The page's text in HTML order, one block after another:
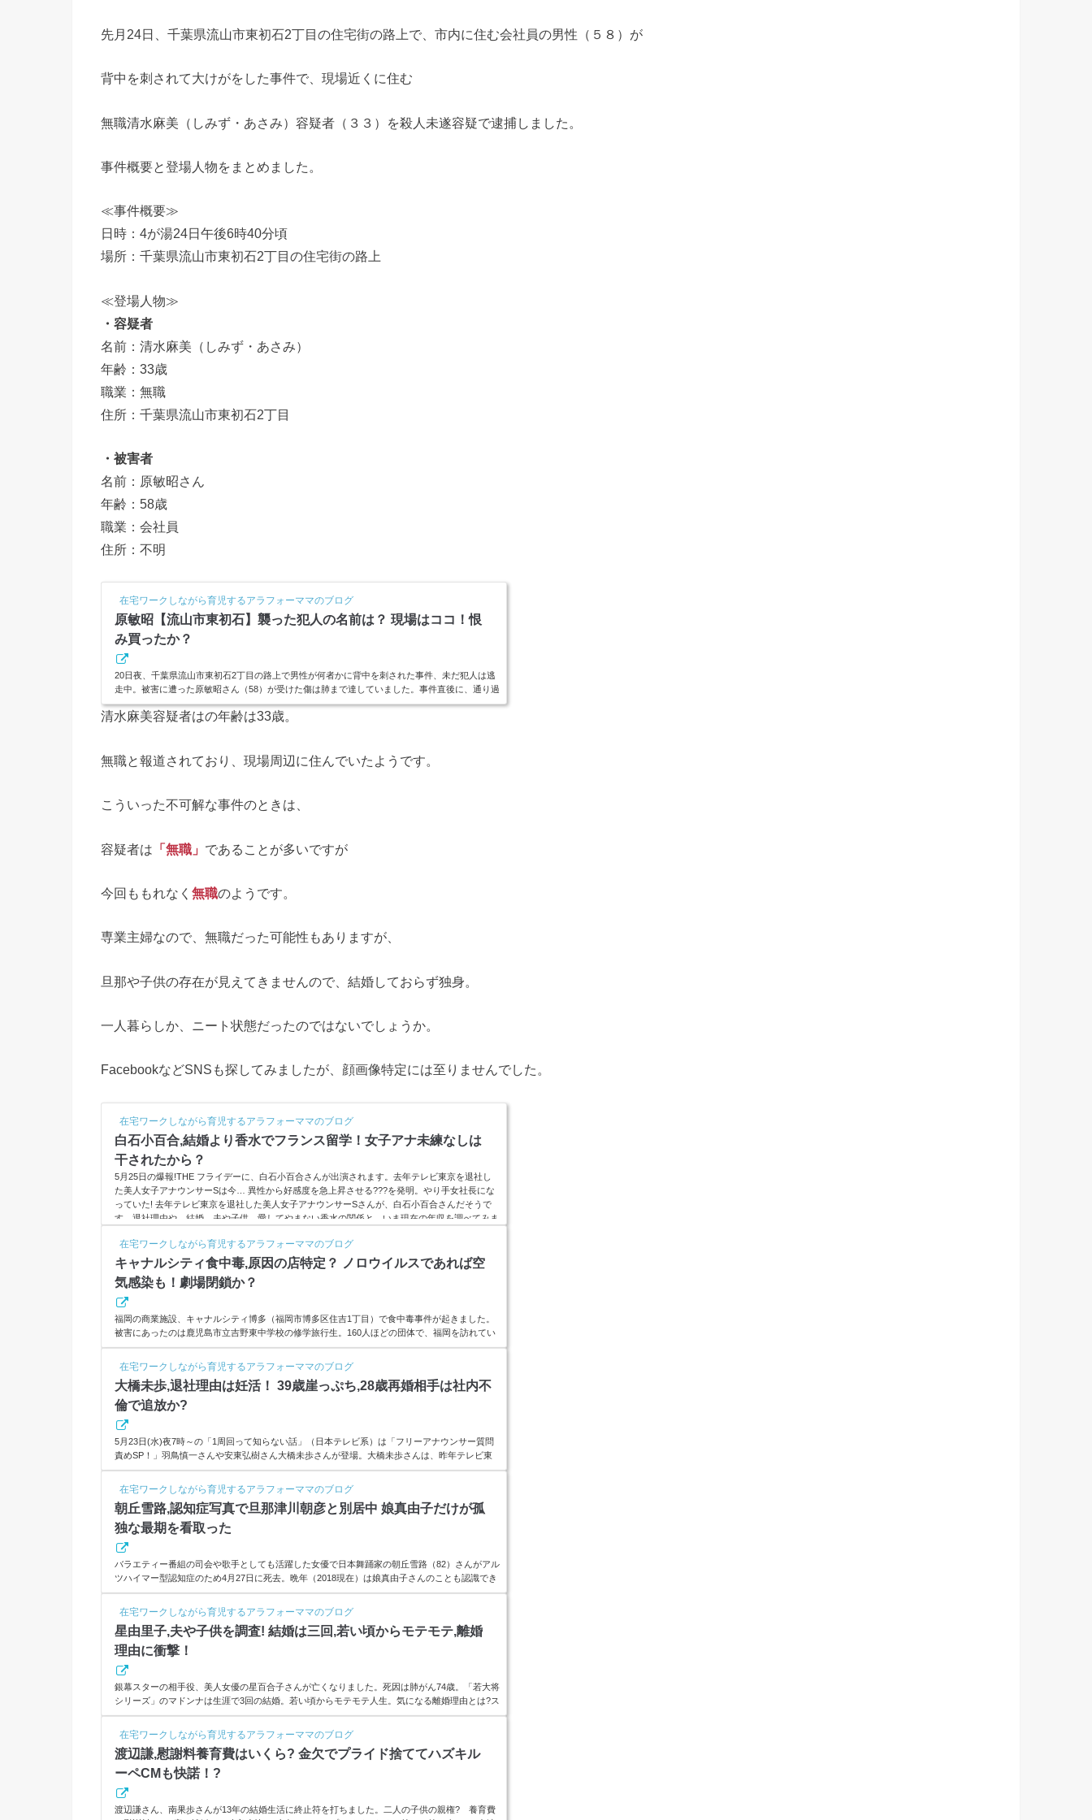
先月24日、千葉県流山市東初石2丁目の住宅街の路上で、市内に住む会社員の男性（５８）が
背中を刺されて大けがをした事件で、現場近くに住む
無職清水麻美（しみず・あさみ）容疑者（３３）を殺人未遂容疑で逮捕しました。
事件概要と登場人物をまとめました。
≪事件概要≫
日時：4が湯24日午後6時40分頃
場所：千葉県流山市東初石2丁目の住宅街の路上
≪登場人物≫
・容疑者
名前：清水麻美（しみず・あさみ）
年齢：33歳
職業：無職
住所：千葉県流山市東初石2丁目
・被害者
名前：原敏昭さん
年齢：58歳
職業：会社員
住所：不明
在宅ワークしながら育児するアラフォーママのブログ
原敏昭【流山市東初石】襲った犯人の名前は？ 現場はココ！恨
み買ったか？
20日夜、千葉県流山市東初石2丁目の路上で男性が何者かに背中を刺された事件、未だ犯人は逃
走中。被害に遭った原敏昭さん（58）が受けた傷は肺まで達していました。事件直後に、通り過
ぎた自転車に乗っていた人物が犯人と見られ特定を急いでいます。顔画像解析なるのか？ 犯人
名は？ 原さんは恨みを買っていたのか？調査しました。スポンサーリンク(adsbygoogle = wind
清水麻美容疑者はの年齢は33歳。
無職と報道されており、現場周辺に住んでいたようです。
こういった不可解な事件のときは、
容疑者は 「無職」 であることが多いですが
今回ももれなく 無職のようです。
専業主婦なので、無職だった可能性もありますが、
旦那や子供の存在が見えてきませんので、結婚しておらず独身。
一人暮らしか、ニート状態だったのではないでしょうか。
FacebookなどSNSも探してみましたが、顔画像特定には至りませんでした。
在宅ワークしながら育児するアラフォーママのブログ
白石小百合,結婚より香水でフランス留学！女子アナ未練なしは
干されたから？
5月25日の爆報!THE フライデーに、白石小百合さんが出演されます。去年テレビ東京を退社し
た美人女子アナウンサーSは今… 異性から好感度を急上昇させる???を発明。やり手女社長にな
っていた! 去年テレビ東京を退社した美人女子アナウンサーSさんが、白石小百合さんだそうで
す。退社理由や、結婚、夫や子供、愛してやまない香水の関係と、いま現在の年収を調べてみま
水でフランス留学！今夜の爆報!THE フライデーは【あの人は今…大転身SP...
在宅ワークしながら育児するアラフォーママのブログ
キャナルシティ食中毒,原因の店特定？ ノロウイルスであれば空
気感染も！劇場閉鎖か？
福岡の商業施設、キャナルシティ博多（福岡市博多区住吉1丁目）で食中毒事件が起きました。
被害にあったのは鹿児島市立吉野東中学校の修学旅行生。160人ほどの団体で、福岡を訪れてい
たようです。楽しみにしていた修学旅行が一転、パニック同然の惨事になりました。集団食中毒
の原因、店舗を調査。ノロウイルスだと、2次被害も懸念されます。スポンサーリンク(adsbygo
ogle = window.adsbygoogle || ).push({});キャナルシティ食中毒,原因の店特定？キャナルシティに
消防車がどんどん集まってくる。多数の負傷者が出たとの情報しかなく...
在宅ワークしながら育児するアラフォーママのブログ
大橋未歩,退社理由は妊活！ 39歳崖っぷち,28歳再婚相手は社内不
倫で追放か?
5月23日(水)夜7時～の「1周回って知らない話」（日本テレビ系）は「フリーアナウンサー質問
責めSP！」羽鳥慎一さんや安東弘樹さん大橋未歩さんが登場。大橋未歩さんは、昨年テレビ東
京を退社された39歳。脳梗塞を患いながら、治療に専念し、見事職場復帰も、離婚歴があり、再
婚した美魔女です。再婚相手は28歳で職場恋愛で不倫だった? 退社理由は崖っぷち妊活?スポ
ンサーリンク(adsbygoogle = window.adsbygoogle || ).push({});大橋未歩,退社理由は妊活！引用：
YouTube5月23日(水)夜7時～の「1周回って知らない話」（日本テレビ系）...
在宅ワークしながら育児するアラフォーママのブログ
朝丘雪路,認知症写真で旦那津川朝彦と別居中 娘真由子だけが孤
独な最期を看取った
バラエティー番組の司会や歌手としても活躍した女優で日本舞踊家の朝丘雪路（82）さんがアル
ツハイマー型認知症のため4月27日に死去。晩年（2018現在）は娘真由子さんのことも認識でき
ないほどで、年下の旦那津川雅彦（78）は介護には参加せず、別居中だったとか。女優朝丘雪路
さんの経歴や葬儀告別式は?お別れの会の予定は?スポンサーリンク(adsbygoogle = window.adsb
ygoogle || ).push({});朝丘雪路,認知症写真で旦那津川朝彦と別居中≪朝丘雪路（あさおか・ゆき
じ）プロフィール≫本名 加藤 雪会（かとう ゆきえ） （旧姓：...
在宅ワークしながら育児するアラフォーママのブログ
星由里子,夫や子供を調査! 結婚は三回,若い頃からモテモテ,離婚
理由に衝撃！
銀幕スターの相手役、美人女優の星百合子さんが亡くなりました。死因は肺がん74歳。「若大将
シリーズ」のマドンナは生涯で3回の結婚。若い頃からモテモテ人生。気になる離婚理由とは?ス
ポンサーリンク(adsbygoogle = window.adsbygoogle || ).push({});星由里子の経歴夫や子供を調査!
名前 星 由里子（ほしゆりこ）本名 清水由里子生年月日 1943年12月6日没年月日 2018年
5月16日（74歳没）出生地 東京都千代田区鍛冶町学歴 千代田区立今川中学校→精華学園女子高
等学校卒業（現東海大市原望洋）身長 164 cm血液型 A型職業 女優...
在宅ワークしながら育児するアラフォーママのブログ
渡辺謙,慰謝料養育費はいくら? 金欠でプライド捨ててハズキル
ーペCMも快諾！?
渡辺謙さん、南果歩さんが13年の結婚生活に終止符を打ちました。二人の子供の親権? 養育費